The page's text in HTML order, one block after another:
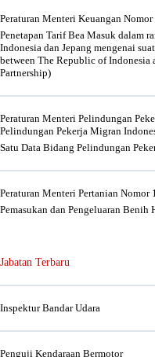
Peraturan Menteri Keuangan
Penetapan Tarif Bea Masuk dalam
Indonesia dan Jepang mengenai
between The Republic of Indonesia
Partnership)
Peraturan Menteri Pelindungan
Pelindungan Pekerja Migran
Satu Data Bidang Pelindungan
Peraturan Menteri Pertanian Nomor
Pemasukan dan Pengeluaran
Jabatan Terbaru
Inspektur Bandar Udara
Penguji Kendaraan Bermotor